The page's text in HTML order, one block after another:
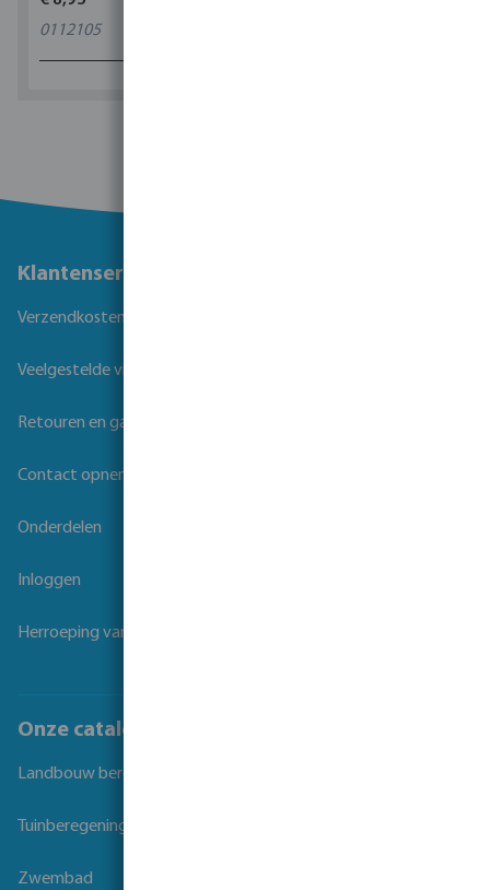
0112105
Klantenservice
Verzendkosten
Veelgestelde vragen
Retouren en garantie
Contact opnemen
Onderdelen
Inloggen
Herroeping van overeenkomst
Onze catalogi
Landbouw beregening
Tuinberegening
Zwembad